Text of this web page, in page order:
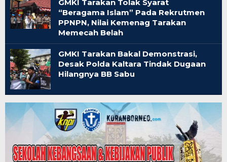
GMKI Tarakan Tolak Syarat
“Beragama Islam” Pada Rekrutmen
PPNPN, Nilai Kemenag Tarakan
Memecah Belah
GMKI Tarakan Bakal Demonstrasi,
Desak Polda Kaltara Tindak Dugaan
Hilangnya BB Sabu